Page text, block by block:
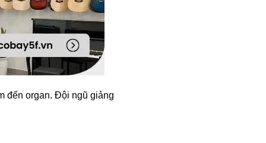
đến organ. Đội ngũ giảng